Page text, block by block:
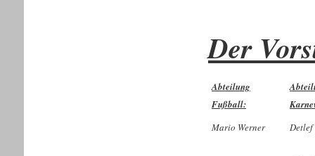
Der
Abteilung
Fußball:
Mario Werner